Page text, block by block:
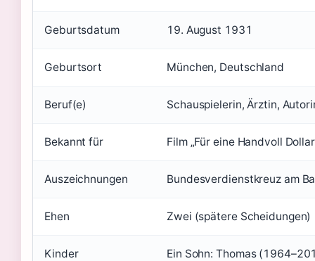
Geburtsdatum 19. August 1931
Geburtsort München, Deutschland
Beruf(e) Schauspielerin, Ärztin,
Bekannt für Film „Für eine Handvoll
Auszeichnungen Bundesverdienstkreuz am
Ehen Zwei (spätere Scheidungen)
Kinder Ein Sohn: Thomas